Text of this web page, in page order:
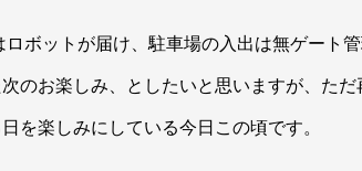
ボットが届け、駐車場の入出は無ゲート管
のお楽しみ、としたいと思いますが、た
を楽しみにしている今日この頃です。